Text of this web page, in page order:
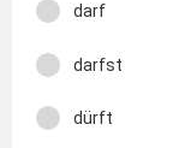
darf
darfst
dürft